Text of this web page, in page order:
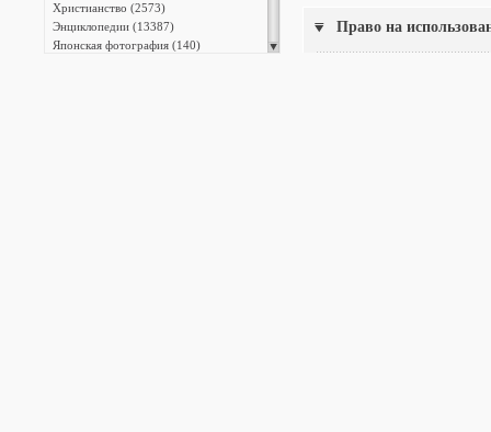
Христианство (2573)
Энциклопедии (13387)
Японская фотография (140)
Право на